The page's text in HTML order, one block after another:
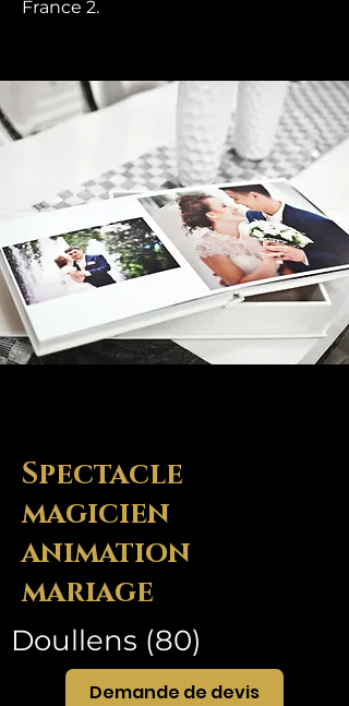
France 2.
Spectacle
magicien
animation
mariage
Doullens (80)
Demande de devis